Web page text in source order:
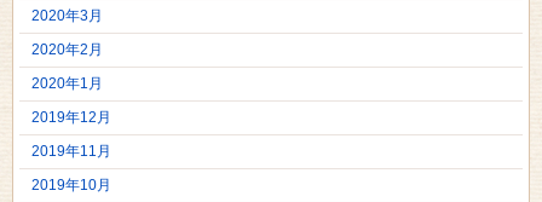
2020年3月
2020年2月
2020年1月
2019年12月
2019年11月
2019年10月